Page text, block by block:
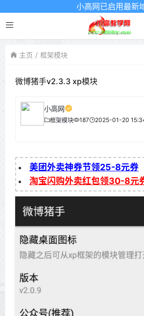
小高网已启用最新域
主页 框架模块
微博猪手v2.3.3 xp模块
小高网
框架模块 187 2025-01-20
美团外卖神券节领25-8元券
淘宝闪购外卖红包领30-8元